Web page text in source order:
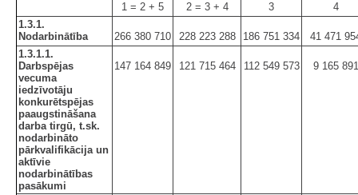
1 = 2 + 5 2 = 3 + 4 3
4
1.3.1.
Nodarbinātība
266 380 710 228 223 288 186 751 334
41 471
1.3.1.1.
Darbspējas
vecuma
iedzīvotāju
konkurētspējas
paaugstināšana
darba tirgū, t.sk.
nodarbināto
pārkvalifikācija un
aktīvie
nodarbinātības
pasākumi
147 164 849 121 715 464 112 549 573 9 165 891